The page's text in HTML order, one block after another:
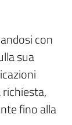
con
sua
fino alla